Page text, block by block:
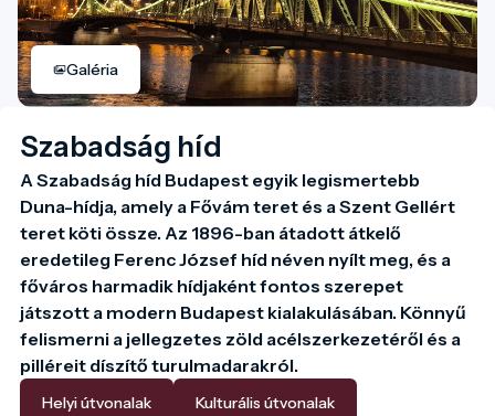
Galéria
Szabadság híd
A Szabadság híd Budapest egyik legismertebb
Duna-hídja, amely a Fővám teret és a Szent Gellért
teret köti össze. Az 1896-ban átadott átkelő
eredetileg Ferenc József híd néven nyílt meg, és a
főváros harmadik hídjaként fontos szerepet
játszott a modern Budapest kialakulásában. Könnyű
felismerni a jellegzetes zöld acélszerkezetéről és a
pilléreit díszítő turulmadarakról.
Helyi útvonalak Kulturális útvonalak